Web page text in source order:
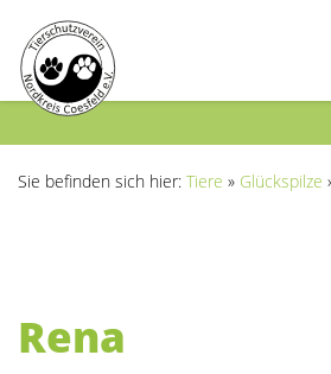
Sie befinden sich hier: Tiere » Glückspilze
Rena